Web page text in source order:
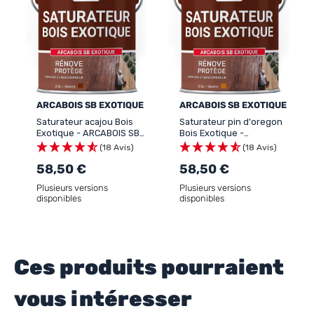
ARCABOIS SB EXOTIQUE
Saturateur acajou Bois
Exotique - ARCABOIS SB
EXOTIQUE
(18 Avis)
58,50 €
Plusieurs versions
disponibles
ARCABOIS SB EXOTIQUE
Saturateur pin d'oregon
Bois Exotique -
ARCABOIS SB EXOTIQUE
(18 Avis)
58,50 €
Plusieurs versions
disponibles
Ces produits pourraient
vous intéresser